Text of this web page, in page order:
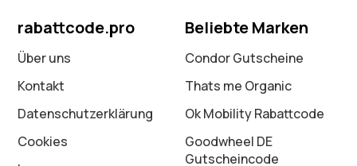
rabattcode.pro
Über uns
Kontakt
Datenschutz­erklärung
Cookies
Beliebte Marken
Condor Gutscheine
Thats me Organic
Ok Mobility Rabattcode
Goodwheel DE
Gutscheincode